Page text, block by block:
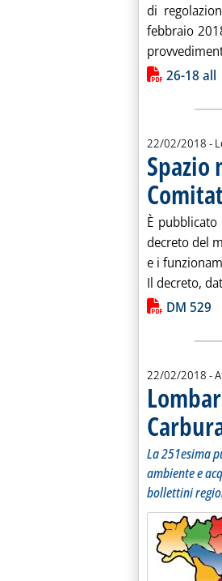
di
febbraio
Lista26-18 all
22/02/2018 -
È
decreto del
e i
Il decreto,
ListaDM 529
22/02/2018 -
La 251esima
ambiente e
bollettini